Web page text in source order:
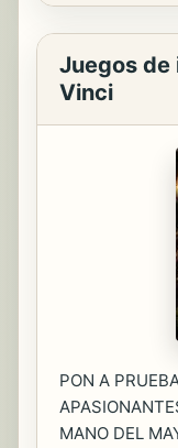
Juegos de
Vinci
PON A
MANO DEL